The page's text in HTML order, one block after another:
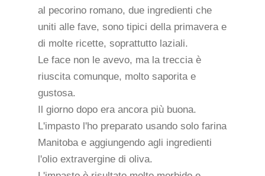
al pecorino romano, due ingredienti che
uniti alle fave, sono tipici della primavera e
di molte ricette, soprattutto laziali.
Le face non le avevo, ma la treccia è
riuscita comunque, molto saporita e
gustosa.
Il giorno dopo era ancora più buona.
L'impasto l'ho preparato usando solo farina
Manitoba e aggiungendo agli ingredienti
l'olio extravergine di oliva.